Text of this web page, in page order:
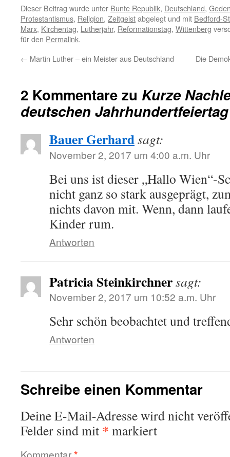
Dieser Beitrag wurde unter Bunte Republik, Deutschland,
Protestantismus, Religion, Zeitgeistabgelegt und mit Bedford-
Marx, Kirchentag, Lutherjahr, Reformationstag, Wittenberg
für den Permalink.
← Martin Luther – ein Meister aus Deutschland Die
2 Kommentare zu Kurze
deutschen Jahrhundertfeiertag
Bauer Gerhardsagt:
November 2, 2017 um 4:00 a.m. Uhr
Bei uns ist dieser „Hallo Wien“-
nicht ganz so stark ausgeprägt,
nichts davon mit. Wenn, dann
Kinder rum.
Antworten
Patricia Steinkirchnersagt:
November 2, 2017 um 10:52 a.m. Uhr
Sehr schön beobachtet und
Antworten
Schreibe einen Kommentar
Deine E-Mail-Adresse wird nicht
Felder sind mit * markiert